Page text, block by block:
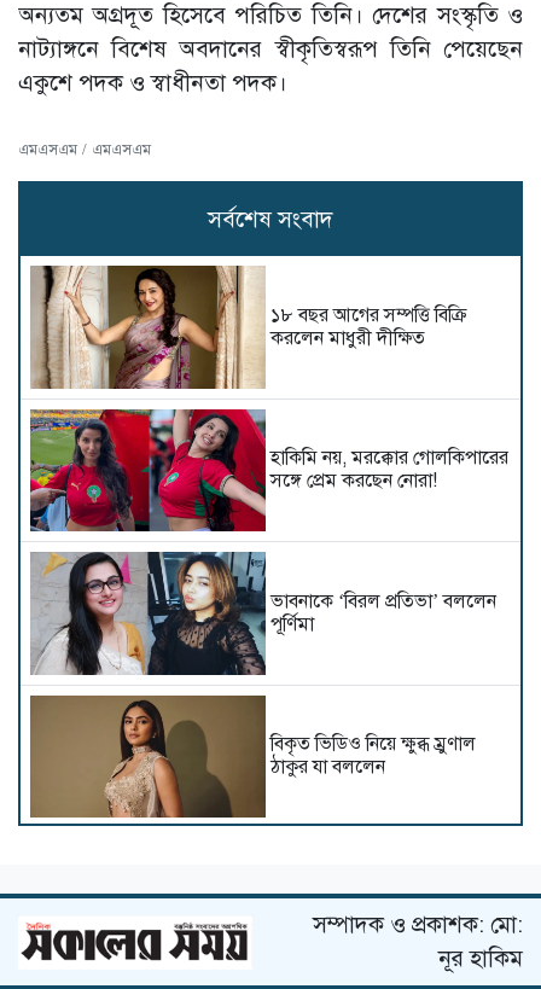
অন্যতম অগ্রদূত হিসেবে পরিচিত তিনি। দেশের সংস্কৃতি ও
নাট্যাঙ্গনে বিশেষ অবদানের স্বীকৃতিস্বরূপ তিনি পেয়েছেন
একুশে পদক ও স্বাধীনতা পদক।
এমএসএম / এমএসএম
সর্বশেষ সংবাদ
১৮ বছর আগের সম্পত্তি বিক্রি
করলেন মাধুরী দীক্ষিত
হাকিমি নয়, মরক্কোর গোলকিপারের
সঙ্গে প্রেম করছেন নোরা!
ভাবনাকে ‘বিরল প্রতিভা’ বললেন
পূর্ণিমা
বিকৃত ভিডিও নিয়ে ক্ষুব্ধ ম্রুণাল
ঠাকুর যা বললেন
বিপাকে ভূমি পেডনেকর
সম্পাদক ও প্রকাশক: মো:
নূর হাকিম